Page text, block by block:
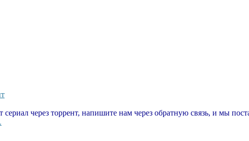
через торрент, напишите нам через обратную связь, и мы